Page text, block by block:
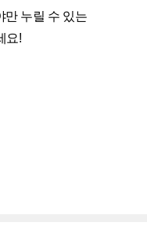
만 누릴 수 있는
요!